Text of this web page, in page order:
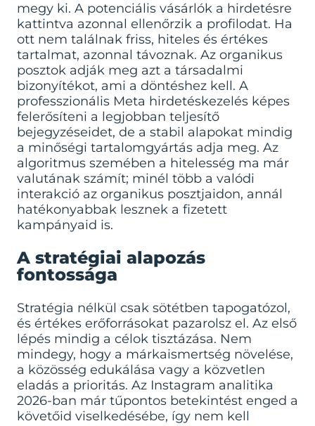
megy ki. A potenciális vásárlók a hirdetésre
kattintva azonnal ellenőrzik a profilodat. Ha
ott nem találnak friss, hiteles és értékes
tartalmat, azonnal távoznak. Az organikus
posztok adják meg azt a társadalmi
bizonyítékot, ami a döntéshez kell. A
professzionális Meta hirdetéskezelés képes
felerősíteni a legjobban teljesítő
bejegyzéseidet, de a stabil alapokat mindig
a minőségi tartalomgyártás adja meg. Az
algoritmus szemében a hitelesség ma már
valutának számít; minél több a valódi
interakció az organikus posztjaidon, annál
hatékonyabbak lesznek a fizetett
kampányaid is.
A stratégiai alapozás
fontossága
Stratégia nélkül csak sötétben tapogatózol,
és értékes erőforrásokat pazarolsz el. Az első
lépés mindig a célok tisztázása. Nem
mindegy, hogy a márkaismertség növelése,
a közösség edukálása vagy a közvetlen
eladás a prioritás. Az Instagram analitika
2026-ban már tűpontos betekintést enged a
követőid viselkedésébe, így nem kell